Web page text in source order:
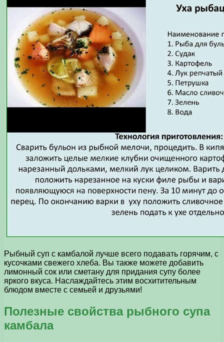
Рыбный суп с камбалой лучше всего подавать горячим, с
кусочками свежего хлеба. Вы также можете добавить
лимонный сок или сметану для придания супу более
яркого вкуса. Наслаждайтесь этим восхитительным
блюдом вместе с семьей и друзьями!
Полезные свойства рыбного супа
камбала